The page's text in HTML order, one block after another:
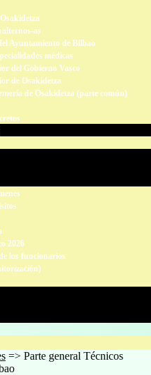
as
Ayuntamiento de Bilbao
médicas
del Gobierno Vasco
de Osakidetza
de Osakidetza (parte común)
2026
los funcionarios
=> Parte general Técnicos